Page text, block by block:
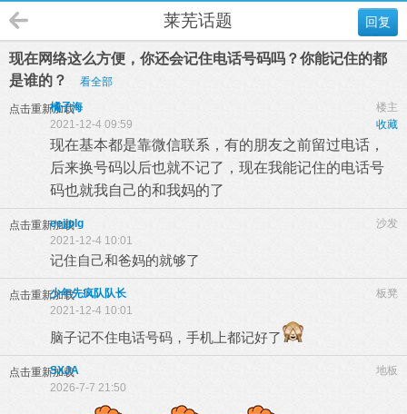
回复
莱芜话题
现在网络这么方便，你还会记住电话号码吗？你能记住的都
是谁的？
看全部
点击重新加载 楼主
橘子海
收藏
2021-12-4 09:59
现在基本都是靠微信联系，有的朋友之前留过电话，
后来换号码以后也就不记了，现在我能记住的电话号
码也就我自己的和我妈的了
点击重新加载 沙发
eejjplg
2021-12-4 10:01
记住自己和爸妈的就够了
点击重新加载 板凳
少年先疯队队长
2021-12-4 10:01
脑子记不住电话号码，手机上都记好了
点击重新加载 地板
SXJA
2026-7-7 21:50